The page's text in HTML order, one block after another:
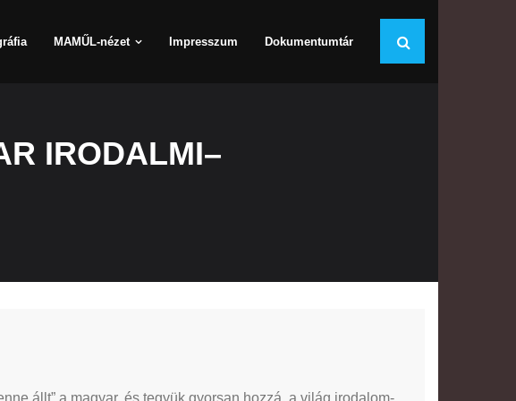
MAMŰL-nézet Impresszum Dokumentumtár
IRODALMI–
állt” a magyar, és tegyük gyorsan hozzá, a világ irodalom-